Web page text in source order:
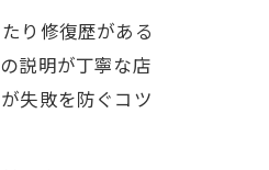
り修復歴がある
説明が丁寧な店
失敗を防ぐコツ